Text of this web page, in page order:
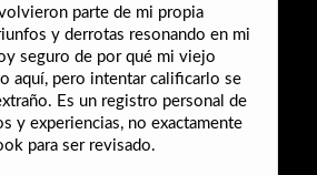
parte de mi propia
y derrotas resonando en mi
seguro de por qué mi viejo
aquí, pero intentar calificarlo se
Es un registro personal de
y experiencias, no exactamente
para ser revisado.